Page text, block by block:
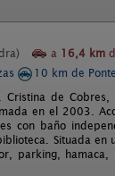
a 16,4 km
10 km de
Cristina de
en el 2003.
con baño
Situada
parking, hamaca,